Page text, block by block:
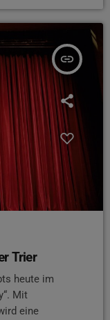
insert_link
Trier
heute im
Mit
eine